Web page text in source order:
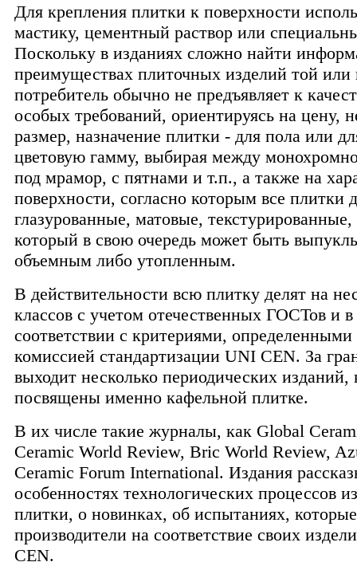
Для крепления плитки к поверхности
мастику, цементный раствор или
Поскольку в изданиях сложно найти
преимуществах плиточных изделий той
потребитель обычно не предъявляет к
особых требований, ориентируясь на цену,
размер, назначение плитки - для пола или
цветовую гамму, выбирая между
под мрамор, с пятнами и т.п., а также на
поверхности, согласно которым все плитки
глазурованные, матовые,
который в свою очередь может быть
объемным либо утопленным.
В действительности всю плитку делят на
классов с учетом отечественных ГОСТов и в
соответствии с критериями,
комиссией стандартизации UNI CEN. За
выходит несколько периодических изданий,
посвящены именно кафельной плитке.
В их числе такие журналы, как Global
Сeramic World Review, Bric World Review,
Ceramic Forum International. Издания
особенностях технологических процессов
плитки, о новинках, об испытаниях,
производители на соответствие своих
CEN.